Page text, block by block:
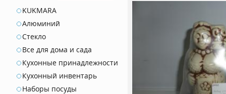
KUKMARA
Алюминий
Стекло
Все для дома и сада
Кухонные принадлежности
Кухонный инвентарь
Наборы посуды